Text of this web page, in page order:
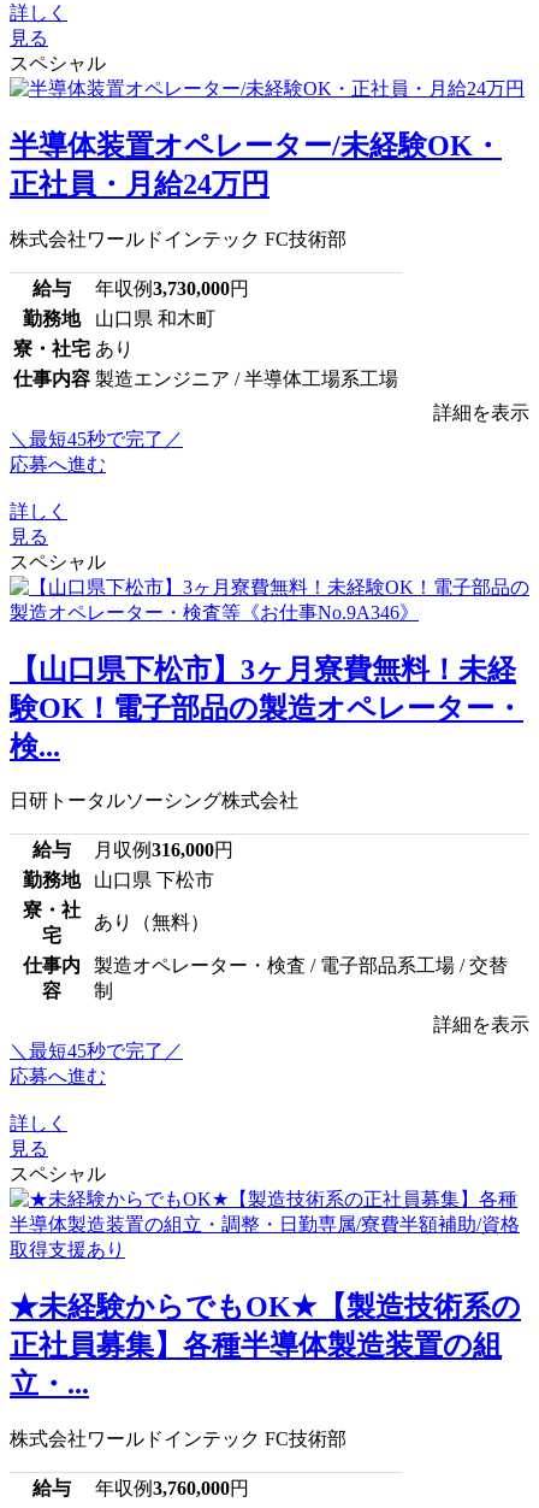
詳しく
見る
スペシャル
半導体装置オペレーター/未経験OK・
正社員・月給24万円
株式会社ワールドインテック FC技術部
給与 年収例3,730,000円
勤務地
山口県 和木町
寮・社宅 あり
仕事内容 製造エンジニア / 半導体工場系工場
詳細を表示
＼最短45秒で完了／
応募へ進む
詳しく
見る
スペシャル
【山口県下松市】3ヶ月寮費無料！未経
験OK！電子部品の製造オペレーター・
検...
日研トータルソーシング株式会社
給与 月収例316,000円
勤務地
山口県 下松市
寮・社
宅
あり（無料）
仕事内
容
製造オペレーター・検査 / 電子部品系工場 / 交替
制
詳細を表示
＼最短45秒で完了／
応募へ進む
詳しく
見る
スペシャル
★未経験からでもOK★【製造技術系の
正社員募集】各種半導体製造装置の組
立・...
株式会社ワールドインテック FC技術部
給与 年収例3,760,000円